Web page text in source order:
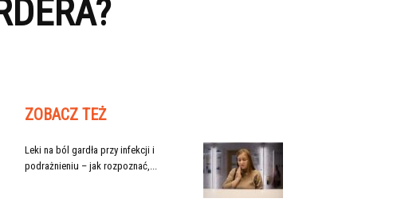
ZOBACZ TEŻ
Leki na ból gardła przy infekcji i
podrażnieniu – jak rozpoznać,...